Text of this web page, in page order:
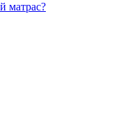
матрас?